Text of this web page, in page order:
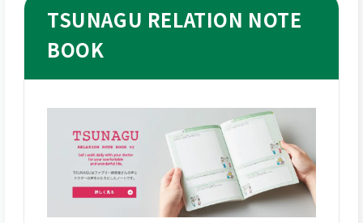
TSUNAGU RELATION NOTE
BOOK